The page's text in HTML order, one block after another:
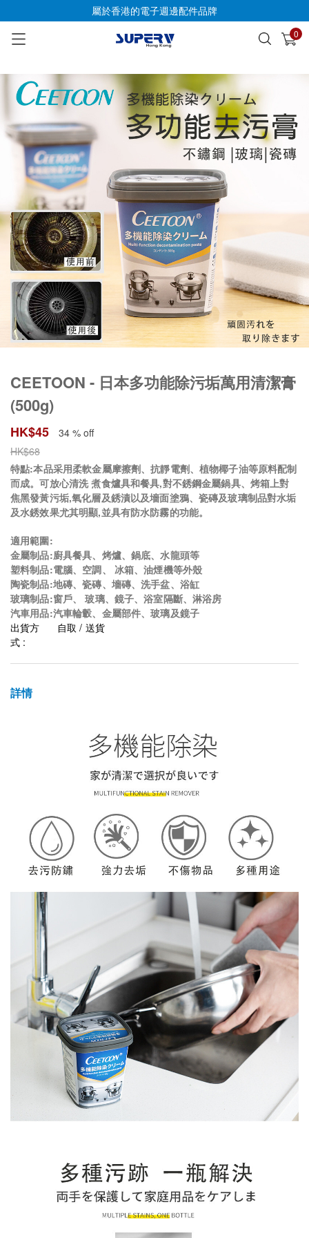
屬於香港的電子週邊配件品牌
0
已加入購物車 查看
CEETOON - 日本多功能除污垢萬用清潔膏
(500g)
HK$45
34 % off
HK$68
特點:本品采用柔軟金屬摩擦劑、抗靜電劑、植物椰子油等原料配制
而成。可放心清洗 煮食爐具和餐具,對不銹鋼金屬鍋具、烤箱上對
焦黑發黃污垢,氧化層及銹漬以及墻面塗鴉、瓷磚及玻璃制品對水垢
及水銹效果尤其明顯,並具有防水防霧的功能。
適用範圍:
金屬制品:廚具餐具、烤爐、鍋底、水龍頭等
塑料制品:電腦、空調、 冰箱、油煙機等外殼
陶瓷制品:地磚、瓷磚、墻磚、洗手盆、浴缸
玻璃制品:窗戶、 玻璃、鏡子、浴室隔斷、淋浴房
汽車用品:汽車輪轂、金屬部件、玻璃及鏡子
出貨方
式 :
自取 / 送貨
詳情